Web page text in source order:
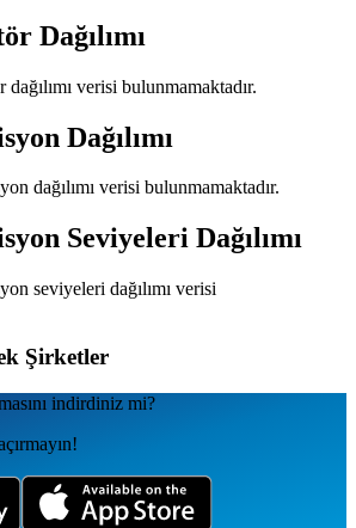
Dağılımı
verisi bulunmamaktadır.
Dağılımı
dağılımı verisi bulunmamaktadır.
Seviyeleri Dağılımı
seviyeleri dağılımı verisi
Şirketler
indirdiniz mi?